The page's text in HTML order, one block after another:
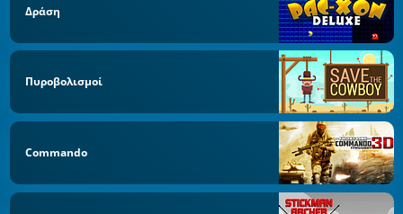
Δράση
Πυροβολισμοί
Commando